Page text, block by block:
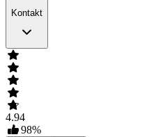
Kontakt
4.94
98%